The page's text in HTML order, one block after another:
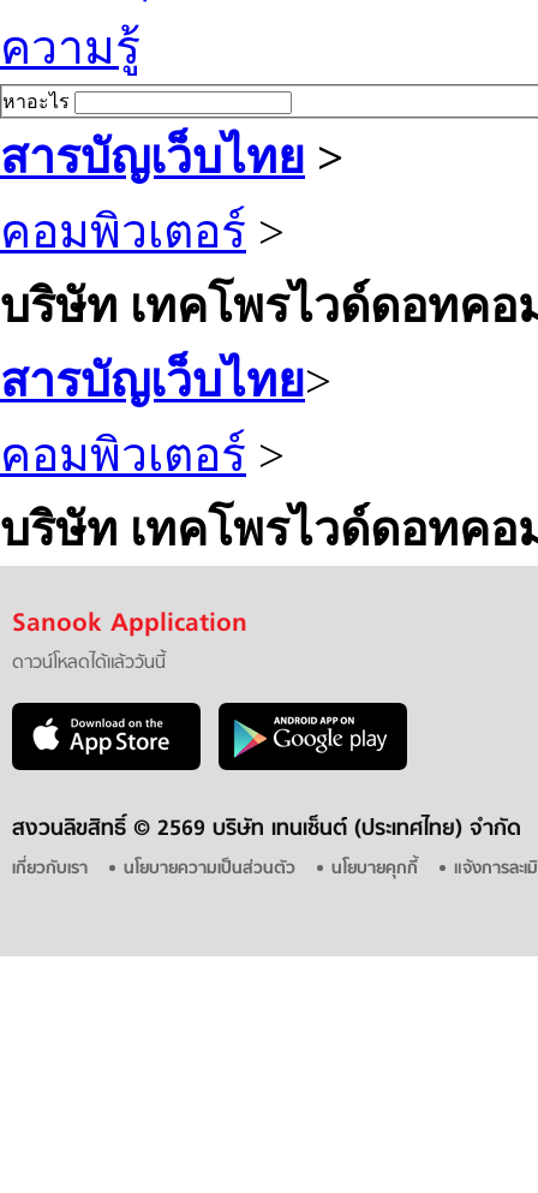
ความรู้
หาอะไร
สารบัญเว็บไทย >
คอมพิวเตอร์ >
บริษัท เทคโพรไวด์ดอทคอ
สารบัญเว็บไทย>
คอมพิวเตอร์ >
บริษัท เทคโพรไวด์ดอทคอ
Sanook Application
ดาวน์โหลดได้แล้ววันนี้
สงวนลิขสิทธิ์ © 2569 บริษัท เทนเซ็นต์ (ประเทศไทย) จำกัด
เกี่ยวกับเรา นโยบายความเป็นส่วนตัว นโยบายคุกกี้ แจ้งการละ